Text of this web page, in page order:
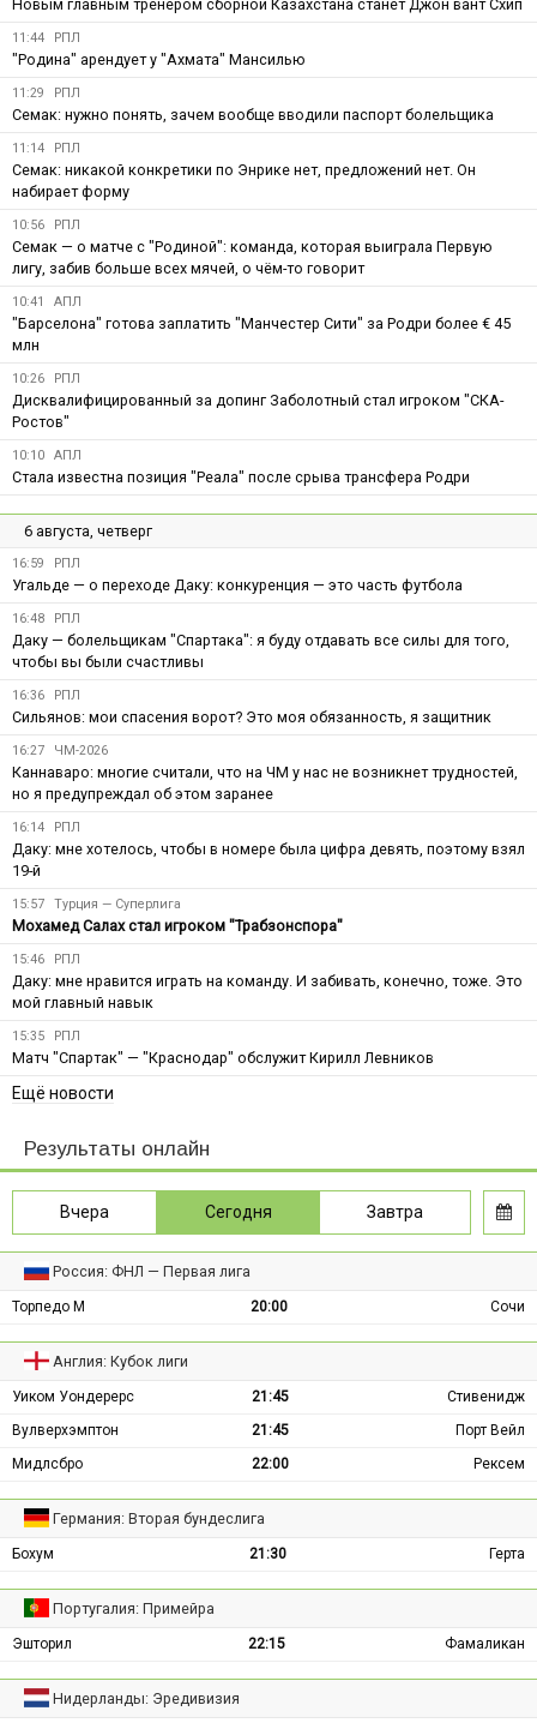
Новым главным тренером сборной Казахстана станет Джон вант Схип
11:44 РПЛ
"Родина" арендует у "Ахмата" Мансилью
11:29 РПЛ
Семак: нужно понять, зачем вообще вводили паспорт болельщика
11:14 РПЛ
Семак: никакой конкретики по Энрике нет, предложений нет. Он
набирает форму
10:56 РПЛ
Семак — о матче с "Родиной": команда, которая выиграла Первую
лигу, забив больше всех мячей, о чём-то говорит
10:41 АПЛ
"Барселона" готова заплатить "Манчестер Сити" за Родри более € 45
млн
10:26 РПЛ
Дисквалифицированный за допинг Заболотный стал игроком "СКА-
Ростов"
10:10 АПЛ
Стала известна позиция "Реала" после срыва трансфера Родри
6 августа, четверг
16:59 РПЛ
Угальде — о переходе Даку: конкуренция — это часть футбола
16:48 РПЛ
Даку — болельщикам "Спартака": я буду отдавать все силы для того,
чтобы вы были счастливы
16:36 РПЛ
Сильянов: мои спасения ворот? Это моя обязанность, я защитник
16:27 ЧМ-2026
Каннаваро: многие считали, что на ЧМ у нас не возникнет трудностей,
но я предупреждал об этом заранее
16:14 РПЛ
Даку: мне хотелось, чтобы в номере была цифра девять, поэтому взял
19-й
15:57 Турция — Суперлига
Мохамед Салах стал игроком "Трабзонспора"
15:46 РПЛ
Даку: мне нравится играть на команду. И забивать, конечно, тоже. Это
мой главный навык
15:35 РПЛ
Матч "Спартак" — "Краснодар" обслужит Кирилл Левников
Ещё новости
Результаты онлайн
Вчера Сегодня Завтра
Россия: ФНЛ — Первая лига
Торпедо М 20:00 Сочи
Англия: Кубок лиги
Уиком Уондерерс 21:45
Стивенидж
Вулверхэмптон
21:45
Порт Вейл
Мидлсбро
22:00 Рексем
Германия: Вторая бундеслига
Бохум 21:30 Герта
Португалия: Примейра
Эшторил 22:15 Фамаликан
Нидерланды: Эредивизия